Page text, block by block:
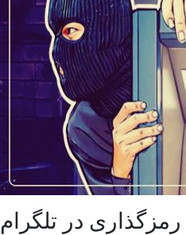
در تلگرام